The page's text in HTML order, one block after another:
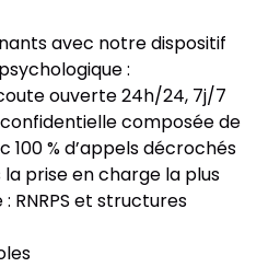
avec notre dispositif
:
ouverte 24h/24, 7j/7
composée de
100 % d’appels décrochés
prise en charge la plus
RNRPS et structures